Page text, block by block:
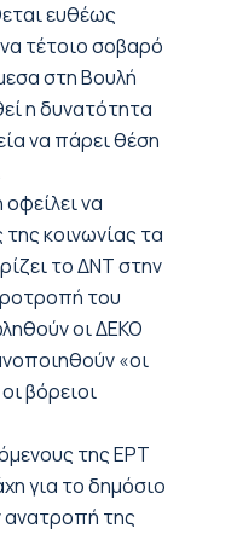
ευθέως
τέτοιο σοβαρό
στη Βουλή
η δυνατότητα
να πάρει θέση
να
κοινωνίας τα
το ΔΝΤ στην
του
οι ΔΕΚΟ
«οι
βόρειοι
της ΕΡΤ
για το δημόσιο
ανατροπή της